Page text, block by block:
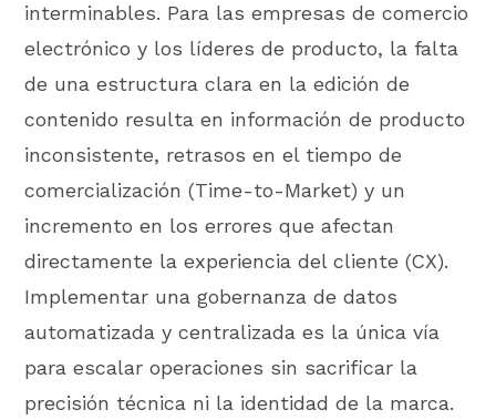
interminables. Para las empresas de comercio
electrónico y los líderes de producto, la falta
de una estructura clara en la edición de
contenido resulta en información de producto
inconsistente, retrasos en el tiempo de
comercialización (Time-to-Market) y un
incremento en los errores que afectan
directamente la experiencia del cliente (CX).
Implementar una gobernanza de datos
automatizada y centralizada es la única vía
para escalar operaciones sin sacrificar la
precisión técnica ni la identidad de la marca.